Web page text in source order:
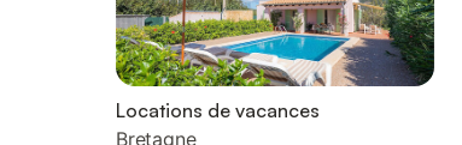
Locations de vacances
Bretagne